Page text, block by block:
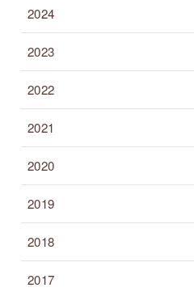
2024
2023
2022
2021
2020
2019
2018
2017